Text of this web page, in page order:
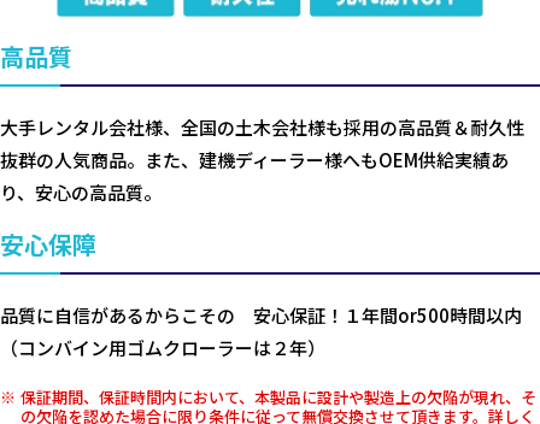
高品質
大手レンタル会社様、全国の土木会社様も採用の高品質＆耐久性
抜群の人気商品。また、建機ディーラー様へもOEM供給実績あ
り、安心の高品質。
安心保障
品質に自信があるからこその 安心保証！１年間or500時間以内
（コンバイン用ゴムクローラーは２年）
保証期間、保証時間内において、本製品に設計や製造上の欠陥が現れ、そ
の欠陥を認めた場合に限り条件に従って無償交換させて頂きます。詳しく